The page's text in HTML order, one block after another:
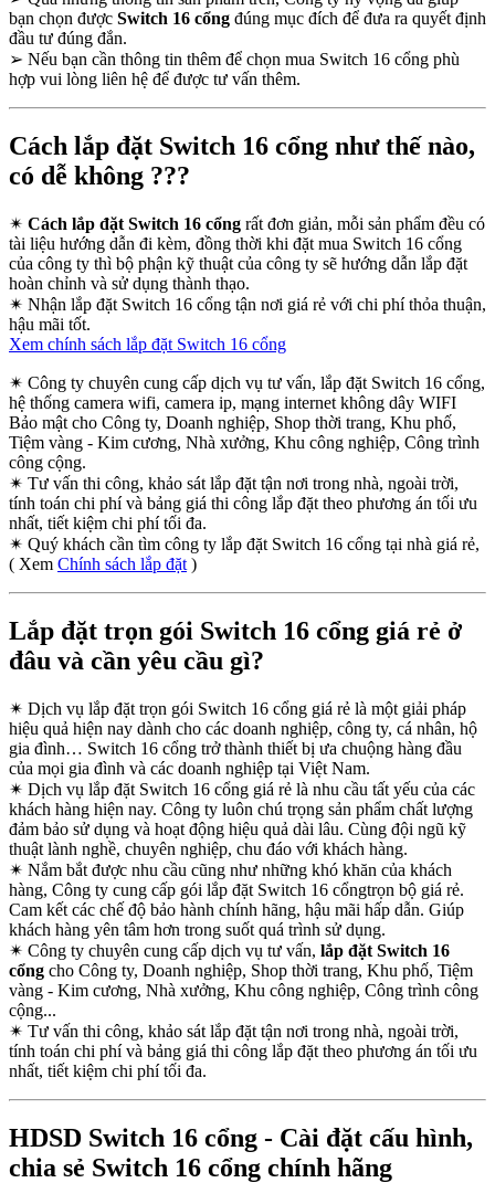
bạn chọn được Switch 16 cổng đúng mục đích để đưa ra quyết định
đầu tư đúng đắn.
➢ Nếu bạn cần thông tin thêm để chọn mua Switch 16 cổng phù
hợp vui lòng liên hệ để được tư vấn thêm.
Cách lắp đặt Switch 16 cổng như thế nào,
có dễ không ???
✴ Cách lắp đặt Switch 16 cổng rất đơn giản, mỗi sản phẩm đều có
tài liệu hướng dẫn đi kèm, đồng thời khi đặt mua Switch 16 cổng
của công ty thì bộ phận kỹ thuật của công ty sẽ hướng dẫn lắp đặt
hoàn chỉnh và sử dụng thành thạo.
✴ Nhận lắp đặt Switch 16 cổng tận nơi giá rẻ với chi phí thỏa thuận,
hậu mãi tốt.
Xem chính sách lắp đặt Switch 16 cổng
✴ Công ty chuyên cung cấp dịch vụ tư vấn, lắp đặt Switch 16 cổng,
hệ thống camera wifi, camera ip, mạng internet không dây WIFI
Bảo mật cho Công ty, Doanh nghiệp, Shop thời trang, Khu phố,
Tiệm vàng - Kim cương, Nhà xưởng, Khu công nghiệp, Công trình
công cộng.
✴ Tư vấn thi công, khảo sát lắp đặt tận nơi trong nhà, ngoài trời,
tính toán chi phí và bảng giá thi công lắp đặt theo phương án tối ưu
nhất, tiết kiệm chi phí tối đa.
✴ Quý khách cần tìm công ty lắp đặt Switch 16 cổng tại nhà giá rẻ,
( Xem Chính sách lắp đặt )
Lắp đặt trọn gói Switch 16 cổng giá rẻ ở
đâu và cần yêu cầu gì?
✴ Dịch vụ lắp đặt trọn gói Switch 16 cổng giá rẻ là một giải pháp
hiệu quả hiện nay dành cho các doanh nghiệp, công ty, cá nhân, hộ
gia đình… Switch 16 cổng trở thành thiết bị ưa chuộng hàng đầu
của mọi gia đình và các doanh nghiệp tại Việt Nam.
✴ Dịch vụ lắp đặt Switch 16 cổng giá rẻ là nhu cầu tất yếu của các
khách hàng hiện nay. Công ty luôn chú trọng sản phẩm chất lượng
đảm bảo sử dụng và hoạt động hiệu quả dài lâu. Cùng đội ngũ kỹ
thuật lành nghề, chuyên nghiệp, chu đáo với khách hàng.
✴ Nắm bắt được nhu cầu cũng như những khó khăn của khách
hàng, Công ty cung cấp gói lắp đặt Switch 16 cổngtrọn bộ giá rẻ.
Cam kết các chế độ bảo hành chính hãng, hậu mãi hấp dẫn. Giúp
khách hàng yên tâm hơn trong suốt quá trình sử dụng.
✴ Công ty chuyên cung cấp dịch vụ tư vấn, lắp đặt Switch 16
cổng cho Công ty, Doanh nghiệp, Shop thời trang, Khu phố, Tiệm
vàng - Kim cương, Nhà xưởng, Khu công nghiệp, Công trình công
cộng...
✴ Tư vấn thi công, khảo sát lắp đặt tận nơi trong nhà, ngoài trời,
tính toán chi phí và bảng giá thi công lắp đặt theo phương án tối ưu
nhất, tiết kiệm chi phí tối đa.
HDSD Switch 16 cổng - Cài đặt cấu hình,
chia sẻ Switch 16 cổng chính hãng